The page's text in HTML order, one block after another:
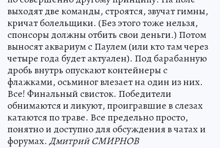
выходят две команды, строятся, звучат гимны,
кричат болельщики. (Без этого тоже нельзя,
спонсоры должны отбить свои деньги.) Потом
выносят аквариум с Паулем (или кто там через
четыре года будет актуален). Под барабанную
дробь внутрь опускают контейнеры с
флажками, осьминог влезает на один из них.
Все! Финальный свисток. Победители
обнимаются и ликуют, проигравшие в слезах
катаются по траве. Все предельно просто,
понятно и доступно для обсуждения в чатах и
форумах. Дмитрий СМИРНОВ